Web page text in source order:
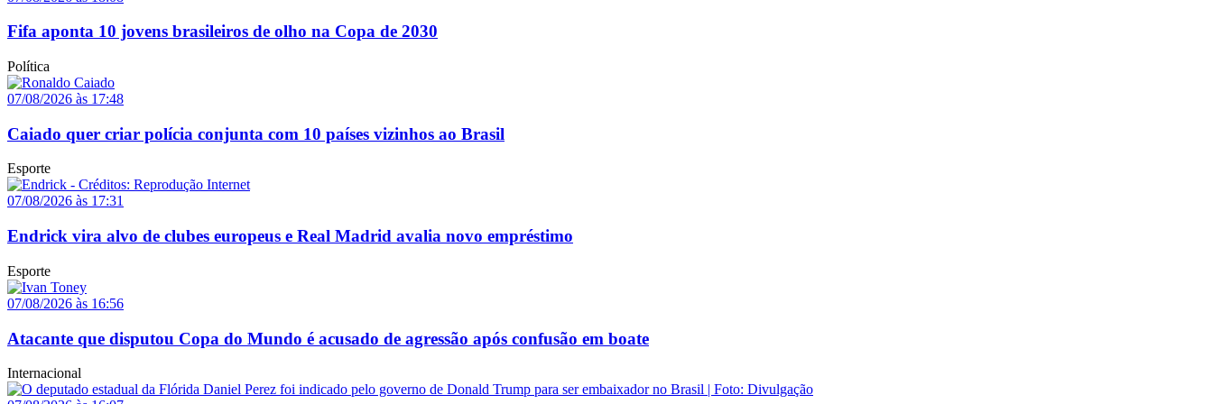
Fifa aponta 10 jovens brasileiros de olho na Copa de 2030
Política
07/08/2026 às 17:48
Caiado quer criar polícia conjunta com 10 países vizinhos ao Brasil
Esporte
07/08/2026 às 17:31
Endrick vira alvo de clubes europeus e Real Madrid avalia novo empréstimo
Esporte
07/08/2026 às 16:56
Atacante que disputou Copa do Mundo é acusado de agressão após confusão em boate
Internacional